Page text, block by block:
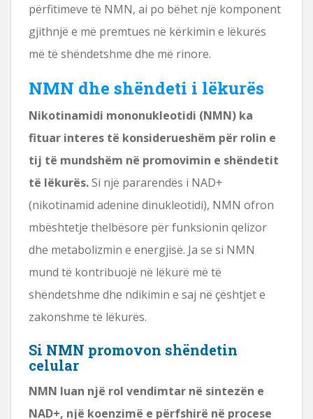
përfitimeve të NMN, ai po bëhet një komponent
gjithnjë e më premtues në kërkimin e lëkurës
më të shëndetshme dhe më rinore.
NMN dhe shëndeti i lëkurës
Nikotinamidi mononukleotidi (NMN) ka
fituar interes të konsiderueshëm për rolin e
tij të mundshëm në promovimin e shëndetit
të lëkurës.Si një pararendës i NAD+
(nikotinamid adenine dinukleotidi), NMN ofron
mbështetje thelbësore për funksionin qelizor
dhe metabolizmin e energjisë. Ja se si NMN
mund të kontribuojë në lëkurë më të
shëndetshme dhe ndikimin e saj në çështjet e
zakonshme të lëkurës.
Si NMN promovon shëndetin
celular
NMN luan një rol vendimtar në sintezën e
NAD+, një koenzimë e përfshirë në procese